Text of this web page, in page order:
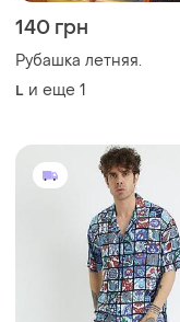
140 грн
Рубашка летняя.
L и еще 1